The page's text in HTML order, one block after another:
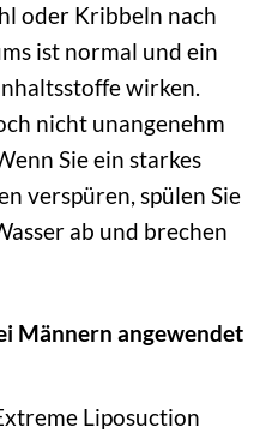
oder Kribbeln nach
ist normal und ein
wirken.
nicht unangenehm
Sie ein starkes
verspüren, spülen Sie
ab und brechen
Männern angewendet
Liposuction